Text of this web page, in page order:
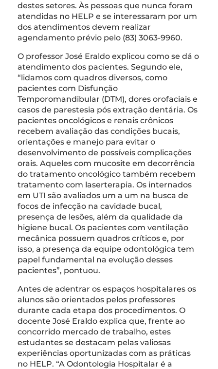
destes setores. Às pessoas que nunca foram
atendidas no HELP e se interessaram por um
dos atendimentos devem realizar
agendamento prévio pelo (83) 3063-9960.
O professor José Eraldo explicou como se dá o
atendimento dos pacientes. Segundo ele,
“lidamos com quadros diversos, como
pacientes com Disfunção
Temporomandibular (DTM), dores orofaciais e
casos de parestesia pós extração dentária. Os
pacientes oncológicos e renais crônicos
recebem avaliação das condições bucais,
orientações e manejo para evitar o
desenvolvimento de possíveis complicações
orais. Aqueles com mucosite em decorrência
do tratamento oncológico também recebem
tratamento com laserterapia. Os internados
em UTI são avaliados um a um na busca de
focos de infecção na cavidade bucal,
presença de lesões, além da qualidade da
higiene bucal. Os pacientes com ventilação
mecânica possuem quadros críticos e, por
isso, a presença da equipe odontológica tem
papel fundamental na evolução desses
pacientes”, pontuou.
Antes de adentrar os espaços hospitalares os
alunos são orientados pelos professores
durante cada etapa dos procedimentos. O
docente José Eraldo explica que, frente ao
concorrido mercado de trabalho, estes
estudantes se destacam pelas valiosas
experiências oportunizadas com as práticas
no HELP. “A Odontologia Hospitalar é a